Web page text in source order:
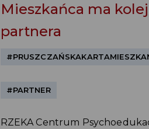
Mieszkańca ma
partnera
#PARTNER
RZEKA Centrum